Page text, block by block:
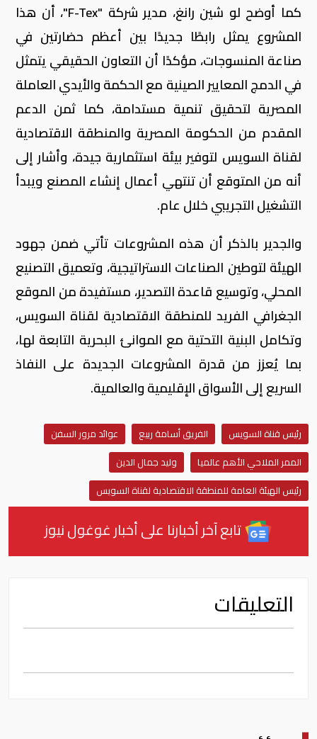
كما أوضح لو شين رانغ، مدير شركة "F-Tex"، أن هذا
المشروع يمثل رابطًا جديدًا بين أعظم حضارتين في
صناعة المنسوجات، مؤكدًا أن التعاون الحقيقي يتمثل
في الدمج المعايير الصينية مع الحكمة والأيدي العاملة
المصرية لتحقيق تنمية مستدامة، كما ثمن الدعم
المقدم من الحكومة المصرية والمنطقة الاقتصادية
لقناة السويس لتوفير بيئة استثمارية جيدة، وأشار إلى
أنه من المتوقع أن تنتهي أعمال إنشاء المصنع ويبدأ
التشغيل التجريبي خلال عام.
والجدير بالذكر أن هذه المشروعات تأتي ضمن جهود
الهيئة لتوطين الصناعات الاستراتيجية، وتعميق التصنيع
المحلي، وتوسيع قاعدة التصدير، مستفيدة من الموقع
الجغرافي الفريد للمنطقة الاقتصادية لقناة السويس،
وتكامل البنية التحتية مع الموانئ البحرية التابعة لها،
بما يُعزز من قدرة المشروعات الجديدة على النفاذ
السريع إلى الأسواق الإقليمية والعالمية.
رئيس قناة السويس الفريق أسامة ربيع
عوائد مرور السفن
الممر الملاحي الأهم عالميا
وليد جمال الدين
رئيس الهيئة العامة للمنطقة الاقتصادية لقناة السويس
تابع آخر أخبارنا على أخبار غوغول نيوز
التعليقات